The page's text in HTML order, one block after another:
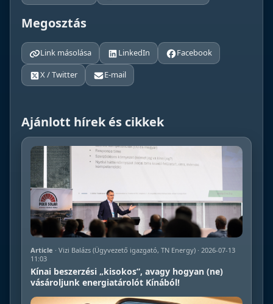
Megosztás
Link másolása LinkedIn
Facebook
X / Twitter
E-mail
Ajánlott hírek és cikkek
Article · Vizi Balázs (Ügyvezető igazgató, TN Energy) · 2026-07-13
11:03
Kínai beszerzési „kisokos”, avagy hogyan (ne)
vásároljunk energiatárolót Kínából!